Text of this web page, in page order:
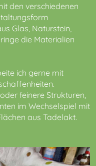
den verschiedenen
Glas, Naturstein,
die Materialien
ich gerne mit
feinere Strukturen,
im Wechselspiel mit
aus Tadelakt.